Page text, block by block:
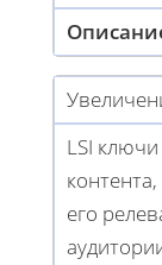
LSI
его